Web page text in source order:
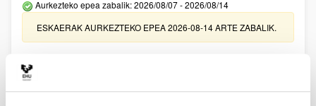
Aurkezteko epea zabalik: 2026/08/07 - 2026/08/14
ESKAERAK AURKEZTEKO EPEA 2026-08-14 ARTE ZABALIK.
erosi eta berritzeko laguntzak 2026
Izapide irekia